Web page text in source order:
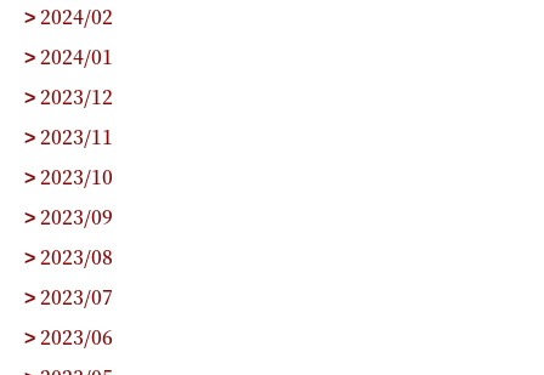
> 2024/02
> 2024/01
> 2023/12
> 2023/11
> 2023/10
> 2023/09
> 2023/08
> 2023/07
> 2023/06